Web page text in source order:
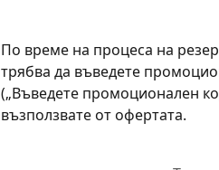
По време на процеса на
трябва да въведете
(„Въведете промоционален
възползвате от офертата.